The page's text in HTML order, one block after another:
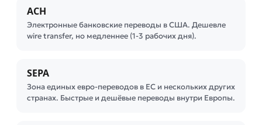
ACH
Электронные банковские переводы в США. Дешевле
wire transfer, но медленнее (1-3 рабочих дня).
SEPA
Зона единых евро-переводов в ЕС и нескольких других
странах. Быстрые и дешёвые переводы внутри Европы.